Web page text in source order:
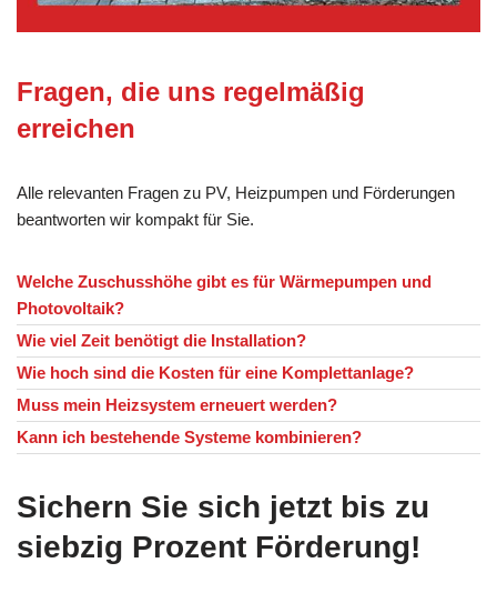
Fragen, die uns regelmäßig
erreichen
Alle relevanten Fragen zu PV, Heizpumpen und Förderungen
beantworten wir kompakt für Sie.
Welche Zuschusshöhe gibt es für Wärmepumpen und
Photovoltaik?
Wie viel Zeit benötigt die Installation?
Wie hoch sind die Kosten für eine Komplettanlage?
Muss mein Heizsystem erneuert werden?
Kann ich bestehende Systeme kombinieren?
Sichern Sie sich jetzt bis zu
siebzig Prozent Förderung!